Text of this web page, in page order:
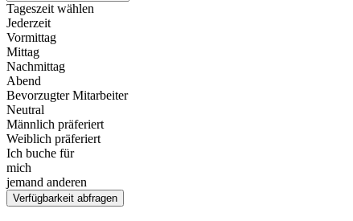
Tageszeit wählen
Jederzeit
Vormittag
Mittag
Nachmittag
Abend
Bevorzugter Mitarbeiter
Neutral
Männlich präferiert
Weiblich präferiert
Ich buche für
mich
jemand anderen
Verfügbarkeit abfragen